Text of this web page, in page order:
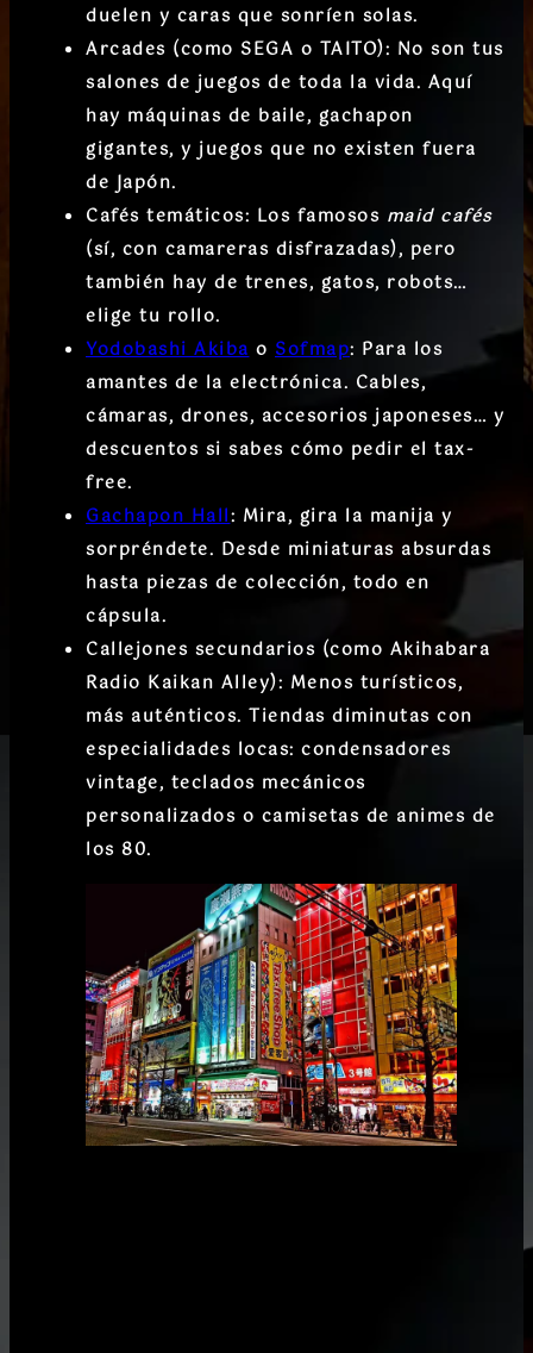
duelen y caras que sonríen solas.
Arcades (como SEGA o TAITO): No son tus
salones de juegos de toda la vida. Aquí
hay máquinas de baile, gachapon
gigantes, y juegos que no existen fuera
de Japón.
Cafés temáticos: Los famosos maid cafés
(sí, con camareras disfrazadas), pero
también hay de trenes, gatos, robots…
elige tu rollo.
Yodobashi Akibao Sofmap: Para los
amantes de la electrónica. Cables,
cámaras, drones, accesorios japoneses… y
descuentos si sabes cómo pedir el tax-
free.
Gachapon Hall: Mira, gira la manija y
sorpréndete. Desde miniaturas absurdas
hasta piezas de colección, todo en
cápsula.
Callejones secundarios (como Akihabara
Radio Kaikan Alley): Menos turísticos,
más auténticos. Tiendas diminutas con
especialidades locas: condensadores
vintage, teclados mecánicos
personalizados o camisetas de animes de
los 80.